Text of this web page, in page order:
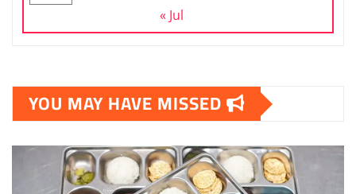
« Jul
YOU MAY HAVE MISSED